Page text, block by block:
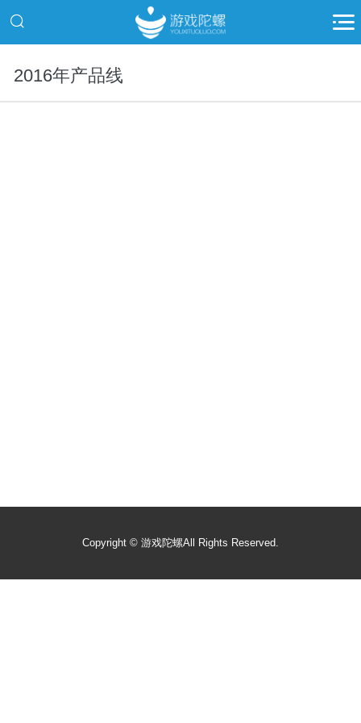
2016年产品线
Copyright © 游戏陀螺All Rights Reserved.